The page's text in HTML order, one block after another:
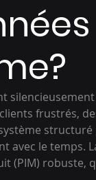
frustrés,
avec le temps.
(PIM) robuste,